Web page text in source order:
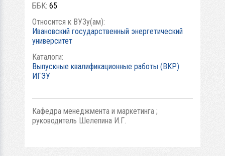
ББК: 65
Относится к ВУЗу(ам):
Ивановский государственный энергетический
университет
Каталоги:
Выпускные квалификационные работы (ВКР)
ИГЭУ
Кафедра менеджмента и маркетинга ;
руководитель Шелепина И.Г.